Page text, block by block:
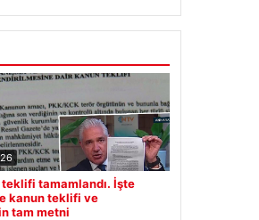
teklifi tamamlandı. İşte
kanun teklifi ve
tam metni